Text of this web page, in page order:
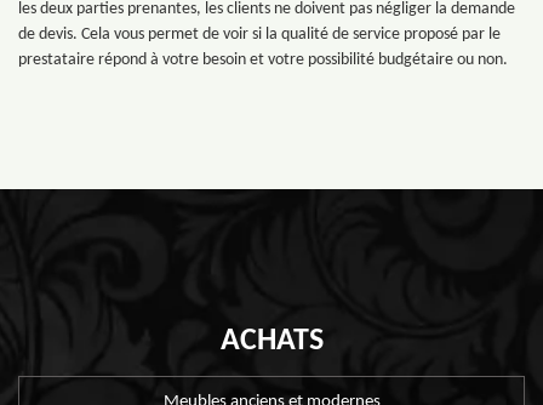
les deux parties prenantes, les clients ne doivent pas négliger la demande
de devis. Cela vous permet de voir si la qualité de service proposé par le
prestataire répond à votre besoin et votre possibilité budgétaire ou non.
ACHATS